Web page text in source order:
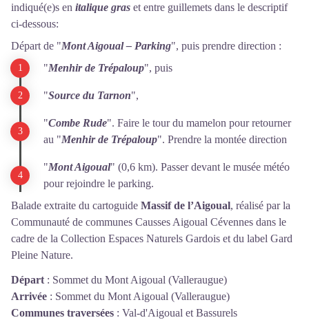
indiqué(e)s en italique gras et entre guillemets dans le descriptif
ci-dessous:
Départ de "Mont Aigoual – Parking", puis prendre direction :
"Menhir de Trépaloup", puis
"Source du Tarnon",
"Combe Rude". Faire le tour du mamelon pour retourner
au "Menhir de Trépaloup". Prendre la montée direction
"Mont Aigoual" (0,6 km). Passer devant le musée météo
pour rejoindre le parking.
Balade extraite du cartoguide Massif de l’Aigoual, réalisé par la
Communauté de communes Causses Aigoual Cévennes dans le
cadre de la Collection Espaces Naturels Gardois et du label Gard
Pleine Nature.
Départ : Sommet du Mont Aigoual (Valleraugue)
Arrivée : Sommet du Mont Aigoual (Valleraugue)
Communes traversées : Val-d'Aigoual et Bassurels